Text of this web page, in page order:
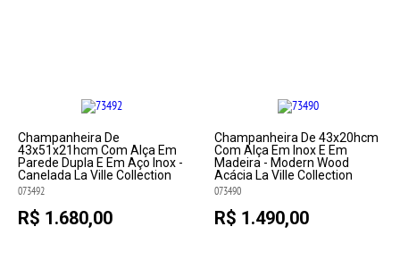
Champanheira De
43x51x21hcm Com Alça Em
Parede Dupla E Em Aço Inox -
Canelada La Ville Collection
073492
R$ 1.680,00
Champanheira De 43x20hcm
Com Alça Em Inox E Em
Madeira - Modern Wood
Acácia La Ville Collection
073490
R$ 1.490,00